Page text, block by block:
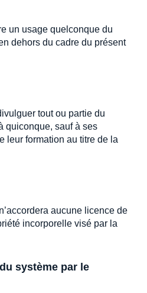
un usage quelconque du
dehors du cadre du présent
tout ou partie du
quiconque, sauf à ses
leur formation au titre de la
aucune licence de
incorporelle visé par la
système par le